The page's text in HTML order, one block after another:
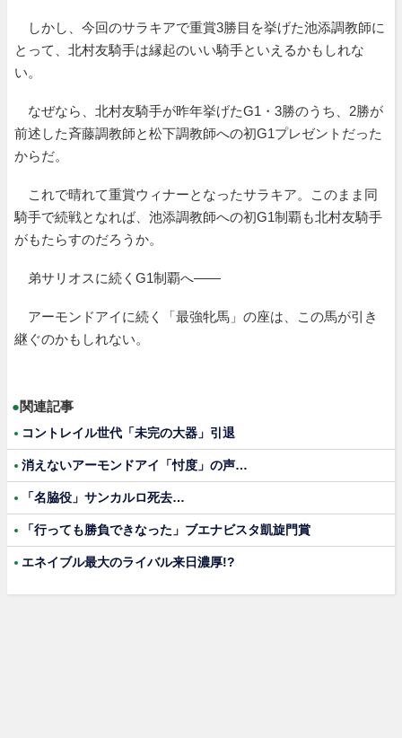
しかし、今回のサラキアで重賞3勝目を挙げた池添調教師に
とって、北村友騎手は縁起のいい騎手といえるかもしれな
い。
なぜなら、北村友騎手が昨年挙げたG1・3勝のうち、2勝が
前述した斉藤調教師と松下調教師への初G1プレゼントだった
からだ。
これで晴れて重賞ウィナーとなったサラキア。このまま同
騎手で続戦となれば、池添調教師への初G1制覇も北村友騎手
がもたらすのだろうか。
弟サリオスに続くG1制覇へ――
アーモンドアイに続く「最強牝馬」の座は、この馬が引き
継ぐのかもしれない。
●関連記事
コントレイル世代「未完の大器」引退
消えないアーモンドアイ「忖度」の声…
「名脇役」サンカルロ死去…
「行っても勝負できなった」ブエナビスタ凱旋門賞
エネイブル最大のライバル来日濃厚!?